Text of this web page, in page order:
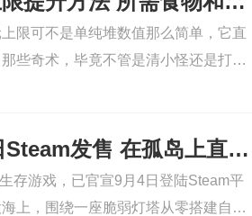
限可不是单纯堆数值那么简单，它直
些奇术，毕竟不管是清小怪还是打
足够的精元支撑，上限不够连技能都放
频繁等恢复，不管是战斗续航还是探ShoreTiles9月4日Steam发售 在孤岛上直面夜间决战
存游戏，已官宣9月4日登陆Steam平
上，围绕一座脆弱灯塔从零搭建自己